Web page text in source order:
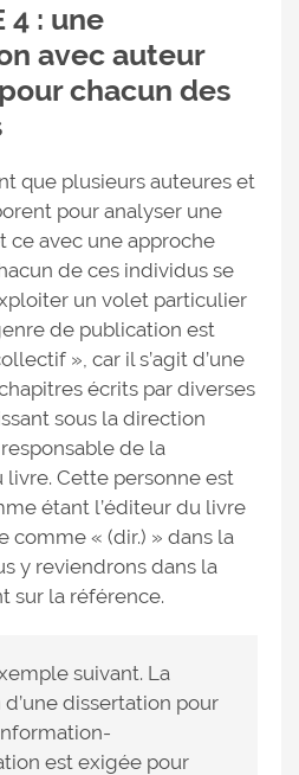
4 : une
avec auteur
chacun des
que plusieurs auteures et
pour analyser une
ce avec une approche
de ces individus se
un volet particulier
de publication est
», car il s’agit d’une
écrits par diverses
sous la direction
responsable de la
livre. Cette personne est
étant l’éditeur du livre
comme « (dir.) » dans la
y reviendrons dans la
sur la référence.
suivant. La
dissertation pour
est exigée pour